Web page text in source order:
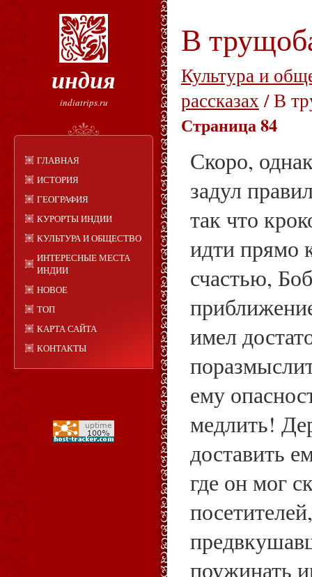
индия
indiatrips.ru
ГЛАВНАЯ
ИСТОРИЯ
ГЕОГРАФИЯ
КУРОРТЫ ИНДИИ
КУЛЬТУРА И ОБЩЕСТВО
ИНТЕРЕСНЫЕ МЕСТА
ИНДИИ
НОВОЕ
ТОП
КАРТА САЙТА
КОНТАКТЫ
В
Культура и
рассказах/ В
Страница 84
Скоро,
задул
так что
идти прямо
счастью,
имел
ему
медлить!
доставить
где он мог
поужинать